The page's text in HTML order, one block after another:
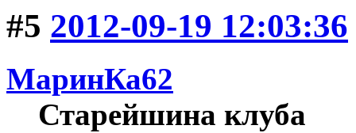
#5 2012-09-19 12:03:36
МаринКа62
Старейшина клуба